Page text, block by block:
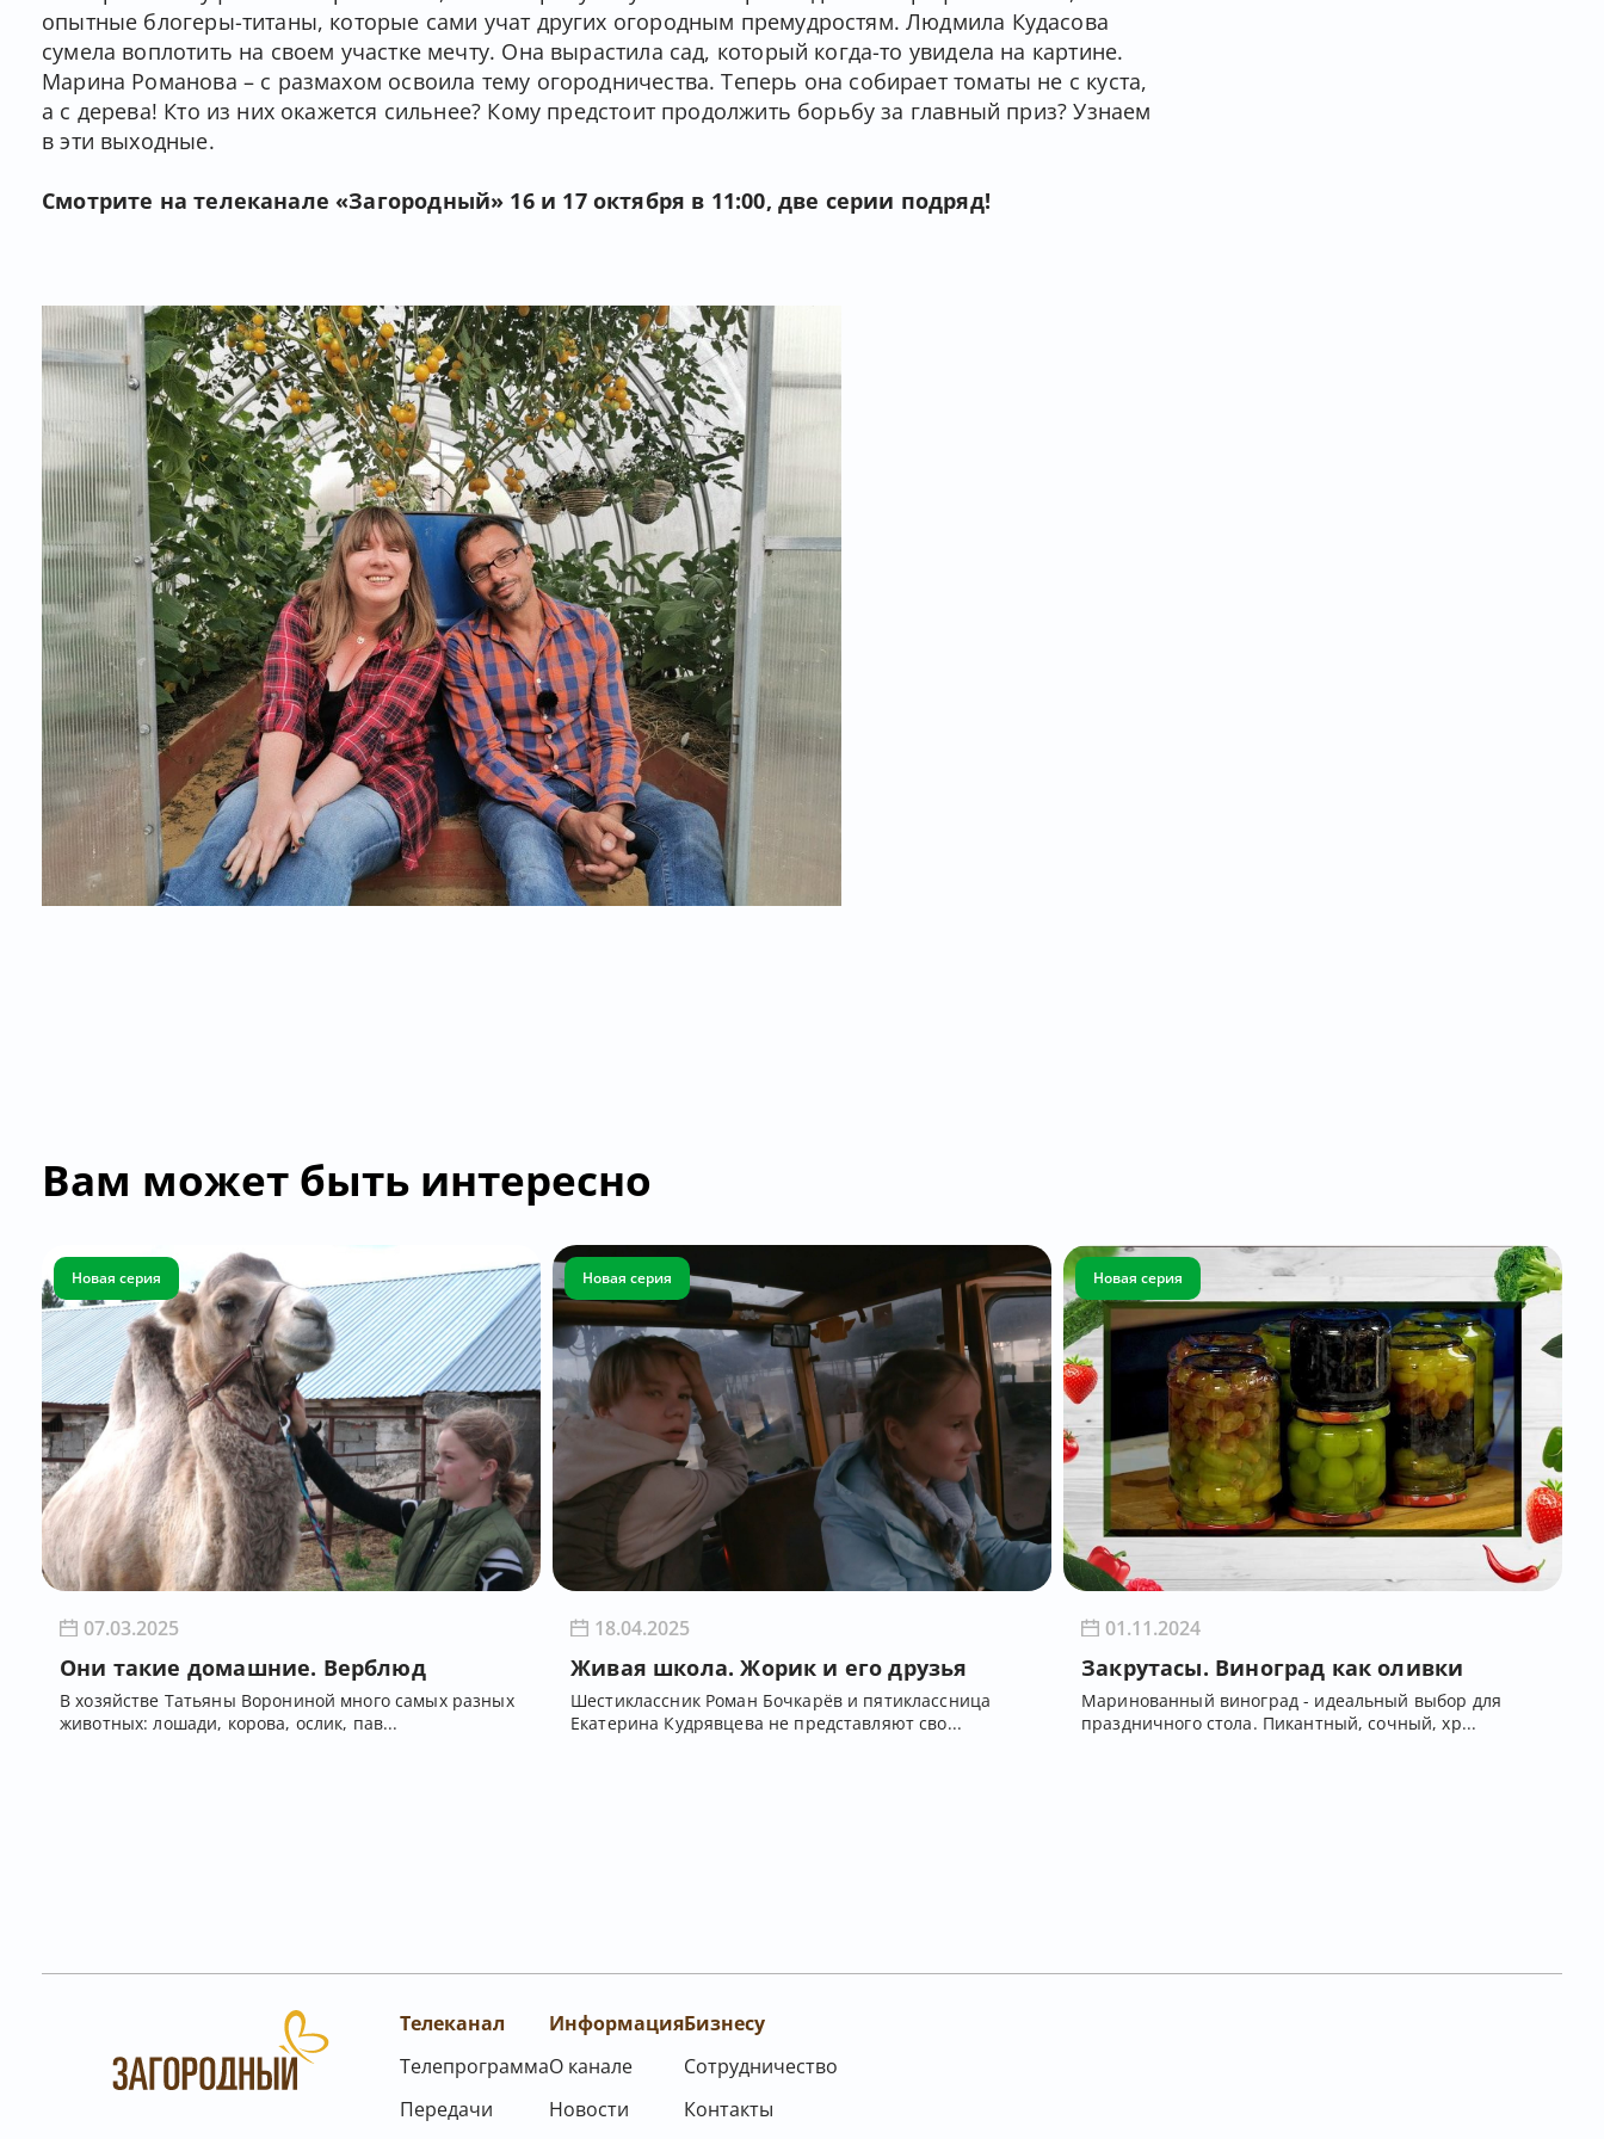
опытные блогеры-титаны, которые сами учат других огородным премудростям. Людмила Кудасова
сумела воплотить на своем участке мечту. Она вырастила сад, который когда-то увидела на картине.
Марина Романова – с размахом освоила тему огородничества. Теперь она собирает томаты не с куста,
а с дерева! Кто из них окажется сильнее? Кому предстоит продолжить борьбу за главный приз? Узнаем
в эти выходные.
Смотрите на телеканале «Загородный» 16 и 17 октября в 11:00, две серии подряд!
Вам может быть интересно
Новая серия
07.03.2025
Они такие домашние. Верблюд
В хозяйстве Татьяны Ворониной много самых разных
животных: лошади, корова, ослик, пав...
Новая серия
18.04.2025
Живая школа. Жорик и его друзья
Шестиклассник Роман Бочкарёв и пятиклассница
Екатерина Кудрявцева не представляют сво...
Новая серия
01.11.2024
Закрутасы. Виноград как оливки
Маринованный виноград - идеальный выбор для
праздничного стола. Пикантный, сочный, хр...
Телеканал
Телепрограмма
Передачи
Информация
О канале
Новости
Бизнесу
Сотрудничество
Контакты